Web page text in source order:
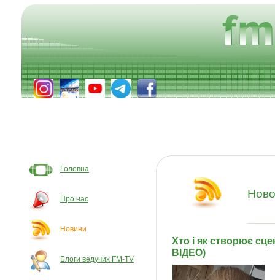
Головна
Про нас
Новини
Блоги ведучих FM-TV
Хто і як створює
ВІДЕО)